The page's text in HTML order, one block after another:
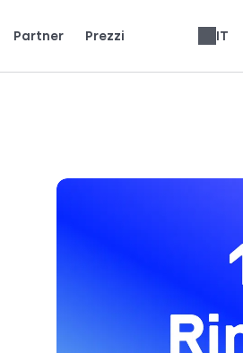
Partner Prezzi IT